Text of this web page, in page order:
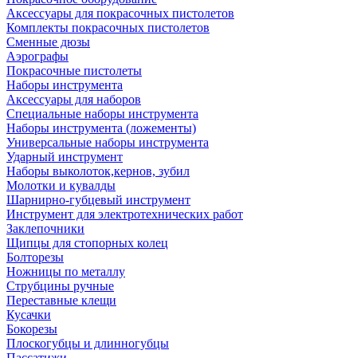
Аксессуары для покрасочных пистолетов
Комплекты покрасочных пистолетов
Сменные дюзы
Аэрографы
Покрасочные пистолеты
Наборы инструмента
Аксессуары для наборов
Специальные наборы инструмента
Наборы инструмента (ложементы)
Универсальные наборы инструмента
Ударный инструмент
Наборы выколоток,кернов, зубил
Молотки и кувалды
Шарнирно-губцевый инструмент
Инструмент для электротехнических работ
Заклепочники
Щипцы для стопорных колец
Болторезы
Ножницы по металлу
Струбцины ручные
Переставные клещи
Кусачки
Бокорезы
Плоскогубцы и длинногубцы